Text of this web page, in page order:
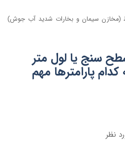
(مخازن سیمان و بخارات شدید آب جوش)
سنج یا لول متر
پارامترها مهم
نظر